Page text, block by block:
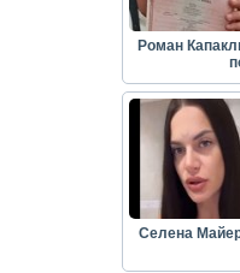
Роман
Селена